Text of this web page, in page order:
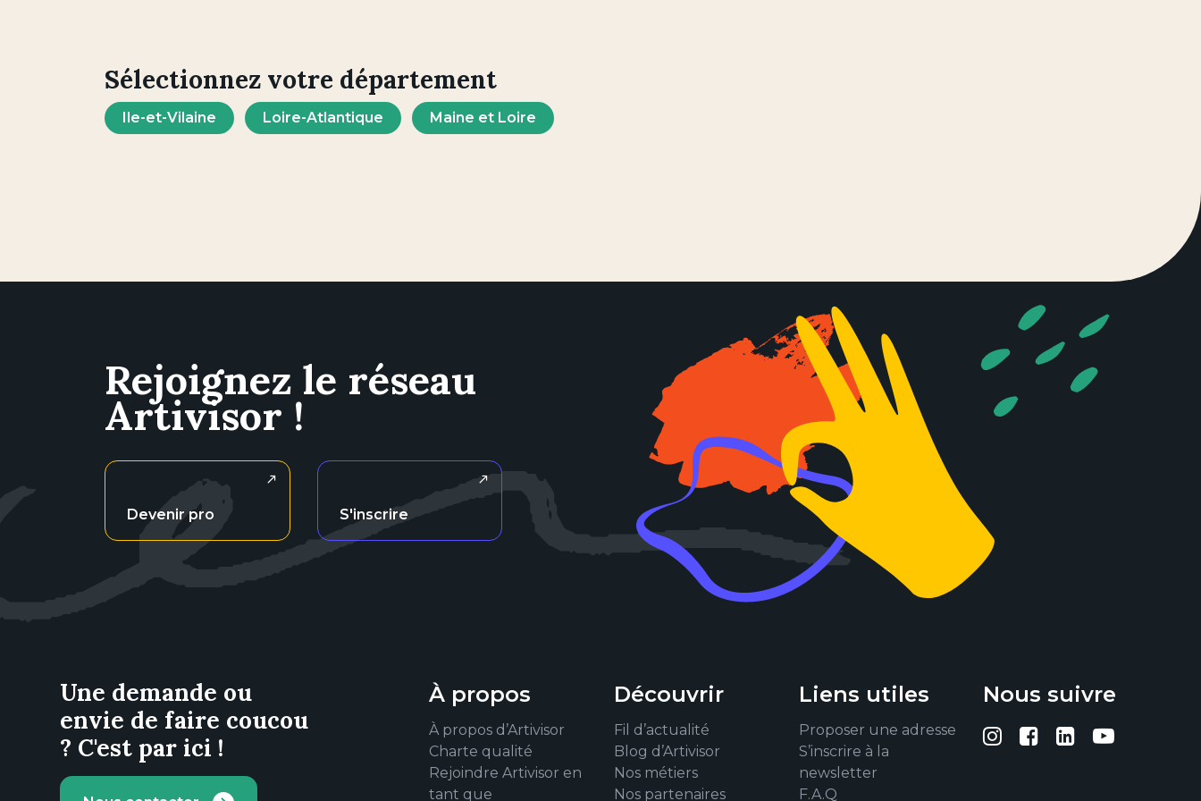
Sélectionnez votre département
Ile-et-Vilaine Loire-Atlantique Maine et Loire
Rejoignez le réseau
Artivisor !
Devenir pro S'inscrire
Une demande ou
envie de faire coucou
? C'est par ici !
À propos
À propos d’Artivisor
Charte qualité
Rejoindre Artivisor en
tant que
Découvrir
Fil d’actualité
Blog d’Artivisor
Nos métiers
Nos partenaires
Liens utiles
Proposer une adresse
S’inscrire à la
newsletter
F.A.Q
Nous suivre
Suivez-nous sur
Suivez-nous
Suivez-Suivez-